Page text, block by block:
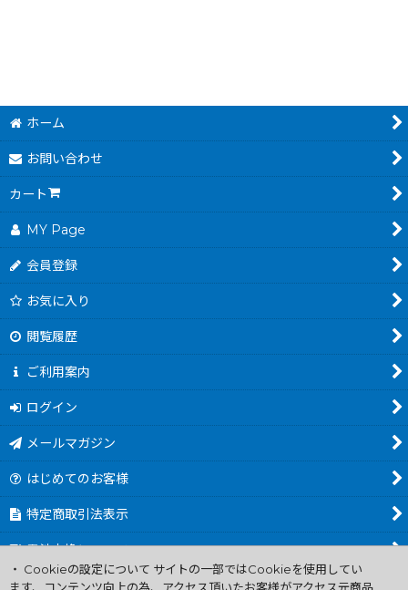
ホーム
お問い合わせ
カート
MY Page
会員登録
お気に入り
閲覧履歴
ご利用案内
ログイン
メールマガジン
はじめてのお客様
特定商取引法表示
電池交換について
商品カテゴリ一覧
・ Cookieの設定について サイトの一部ではCookieを使用してい